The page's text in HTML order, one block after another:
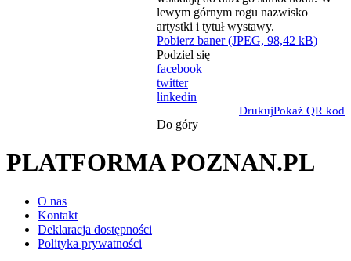
Pobierz baner (JPEG, 98,42 kB)
Podziel się
facebook
twitter
linkedin
DrukujPokaż QR kod
Do góry
PLATFORMA POZNAN.PL
O nas
Kontakt
Deklaracja dostępności
Polityka prywatności